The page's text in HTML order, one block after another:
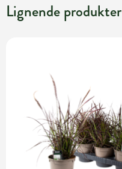
Lignende produkter